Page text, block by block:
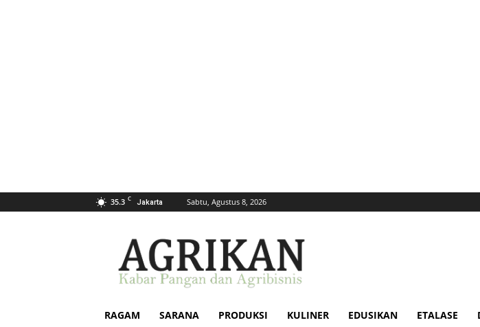
35.3 C Jakarta Sabtu, Agustus 8, 2026
AGRIKAN
RAGAM SARANA PRODUKSI KULINER EDUSIKAN ETALASE